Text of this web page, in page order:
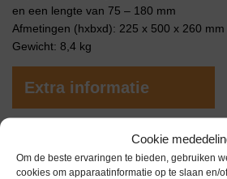
Cookie
Om de beste ervaringen te bieden, gebruiken
cookies om apparaatinformatie op te slaan en/
en een lengte van 75 – 180 mm
Afmetingen (hxbxd): 225 x 500 x 260 mm
Gewicht: 8,4 kg
Extra informatie
0,0 kg
Merk GFL